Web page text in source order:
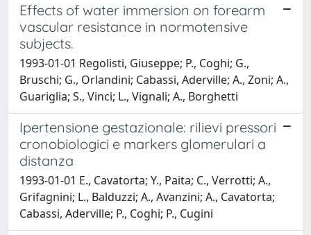
Effects of water immersion on forearm
vascular resistance in normotensive
subjects.
1993-01-01 Regolisti, Giuseppe; P., Coghi; G.,
Bruschi; G., Orlandini; Cabassi, Aderville; A., Zoni; A.,
Guariglia; S., Vinci; L., Vignali; A., Borghetti
Ipertensione gestazionale: rilievi pressori
cronobiologici e markers glomerulari a
distanza
1993-01-01 E., Cavatorta; Y., Paita; C., Verrotti; A.,
Grifagnini; L., Balduzzi; A., Avanzini; A., Cavatorta;
Cabassi, Aderville; P., Coghi; P., Cugini